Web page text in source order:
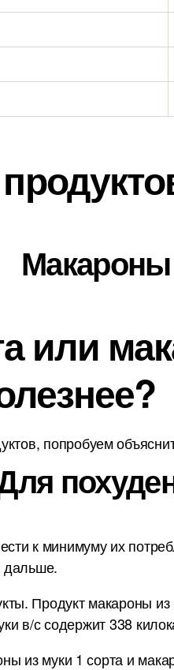
или
попробуем
к минимуму их
дальше.
Продукт макароны из
в/с содержит 338
из муки 1 сорта и